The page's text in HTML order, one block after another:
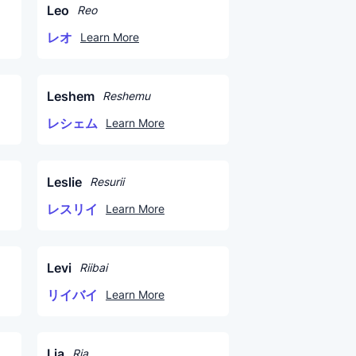
Leo Reo
レオ Learn More
Leshem Reshemu
レシェム Learn More
Leslie Resurii
レスリイ Learn More
Levi Riibai
リイバイ Learn More
Ria